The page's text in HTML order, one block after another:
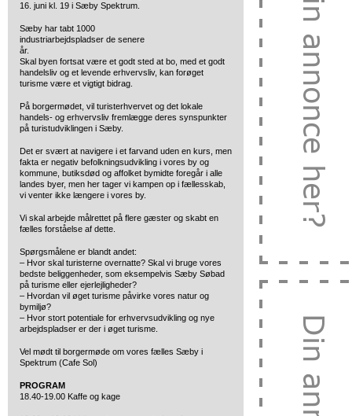
16. juni kl. 19 i Sæby Spektrum.
Sæby har tabt 1000
industriarbejdspladser de senere
år.
Skal byen fortsat være et godt sted at bo, med et godt
handelsliv og et levende erhvervsliv, kan forøget
turisme være et vigtigt bidrag.
På borgermødet, vil turisterhvervet og det lokale
handels- og erhvervsliv fremlægge deres synspunkter
på turistudviklingen i Sæby.
Det er svært at navigere i et farvand uden en kurs, men
fakta er negativ befolkningsudvikling i vores by og
kommune, butiksdød og affolket bymidte foregår i alle
landes byer, men her tager vi kampen op i fællesskab,
vi venter ikke længere i vores by.
Vi skal arbejde målrettet på flere gæster og skabt en
fælles forståelse af dette.
Spørgsmålene er blandt andet:
– Hvor skal turisterne overnatte? Skal vi bruge vores
bedste beliggenheder, som eksempelvis Sæby Søbad
på turisme eller ejerlejligheder?
– Hvordan vil øget turisme påvirke vores natur og
bymiljø?
– Hvor stort potentiale for erhvervsudvikling og nye
arbejdspladser er der i øget turisme.
Vel mødt til borgermøde om vores fælles Sæby i
Spektrum (Cafe Sol)
PROGRAM
18.40-19.00 Kaffe og kage